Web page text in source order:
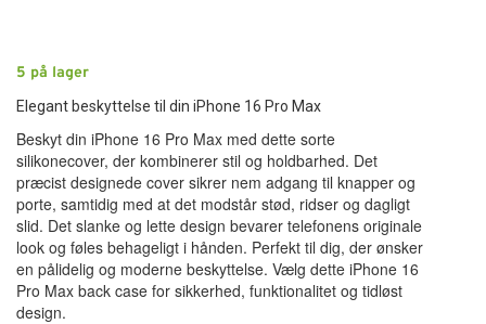
5 på lager
Elegant beskyttelse til din iPhone 16 Pro Max
Beskyt din iPhone 16 Pro Max med dette sorte
silikonecover, der kombinerer stil og holdbarhed. Det
præcist designede cover sikrer nem adgang til knapper og
porte, samtidig med at det modstår stød, ridser og dagligt
slid. Det slanke og lette design bevarer telefonens originale
look og føles behageligt i hånden. Perfekt til dig, der ønsker
en pålidelig og moderne beskyttelse. Vælg dette iPhone 16
Pro Max back case for sikkerhed, funktionalitet og tidløst
design.